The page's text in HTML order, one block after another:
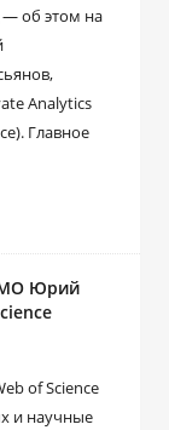
— об этом на
Analytics
Главное
Юрий
of Science
и научные